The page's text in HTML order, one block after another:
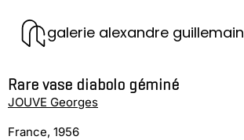
galerie alexandre guillemain
Rare vase diabolo géminé
JOUVE Georges
France, 1956